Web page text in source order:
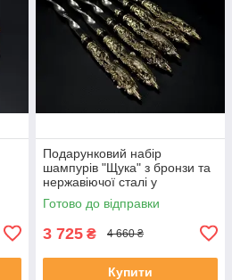
Подарунковий набір
шампурів "Щука" з бронзи та
нержавіючої сталі у
шкіряному сагайдаку
Готово до відправки
3 725 ₴ 4 660 ₴
Купити